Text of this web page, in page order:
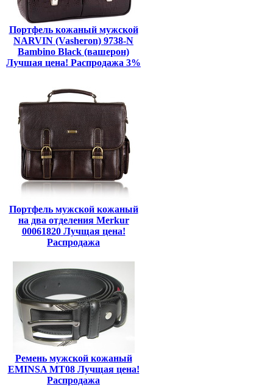
Портфель кожаный мужской
NARVIN (Vasheron) 9738-N
Bambino Black (вашерон)
Лучшая цена! Распродажа 3%
Портфель мужской кожаный
на два отделения Merkur
00061820 Лучщая цена!
Распродажа
Ремень мужской кожаный
EMINSA MT08 Лучщая цена!
Распродажа